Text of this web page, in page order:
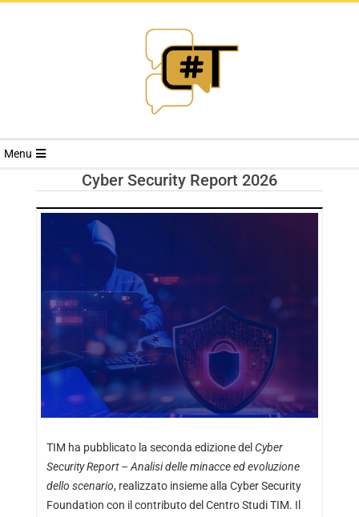
RIVISTA
Menu
Cyber Security Report 2026
TIM ha pubblicato la seconda edizione del Cyber
Security Report – Analisi delle minacce ed evoluzione
dello scenario, realizzato insieme alla Cyber Security
Foundation con il contributo del Centro Studi TIM. Il